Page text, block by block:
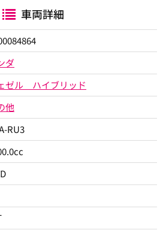
車両詳細
ダ
ゼル ハイブリッド
他
RU3